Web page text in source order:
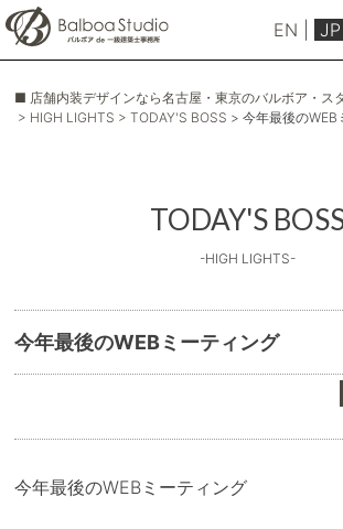
EN JP
■ 店舗内装デザインなら名古屋・東京のバルボア・ス
> HIGH LIGHTS > TODAY'S BOSS > 今年最後のWEB
TODAY'S
-HIGH LIGHTS-
今年最後のWEBミーティング
今年最後のWEBミーティング